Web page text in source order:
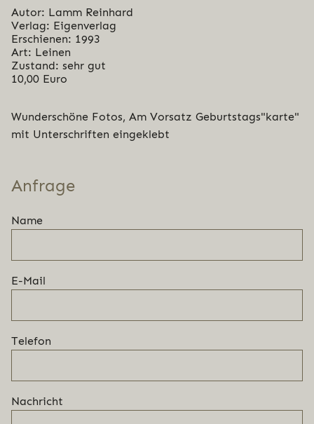
Autor: Lamm Reinhard
Verlag: Eigenverlag
Erschienen: 1993
Art: Leinen
Zustand: sehr gut
10,00 Euro
Wunderschöne Fotos, Am Vorsatz Geburtstags"karte"
mit Unterschriften eingeklebt
Anfrage
Name
E-Mail
Telefon
Nachricht